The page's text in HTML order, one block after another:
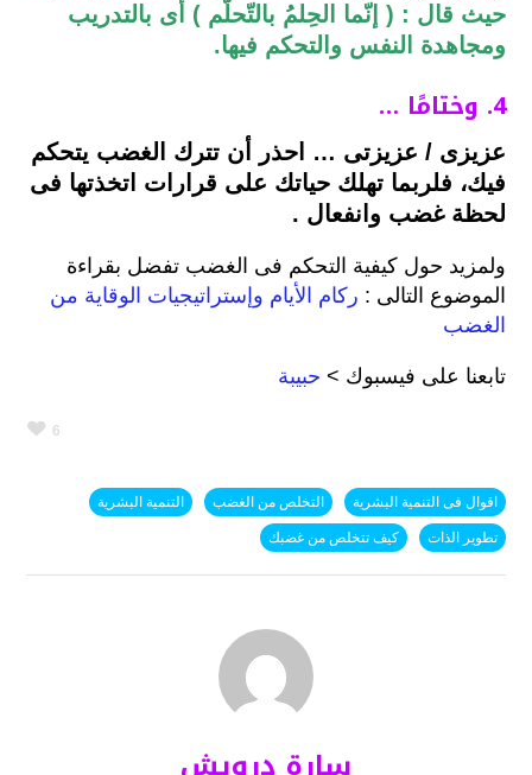
حيث قال : ( إنّما الحِلمُ بالتّحلُّم ) أى بالتدريب
ومجاهدة النفس والتحكم فيها.
4. وختامًا …
عزيزى / عزيزتى …
احذر أن تترك الغضب يتحكم
فيك، فلربما تهلك حياتك على قرارات اتخذتها فى
لحظة غضب وانفعال .
ولمزيد حول كيفية التحكم فى الغضب تفضل بقراءة
الموضوع التالى : ركام الأيام وإستراتيجيات الوقاية من
الغضب
تابعنا على فيسبوك > حبيبة
6
اقوال فى التنمية البشرية التخلص من الغضب التنمية البشرية
تطوير الذات كيف تتخلص من غضبك